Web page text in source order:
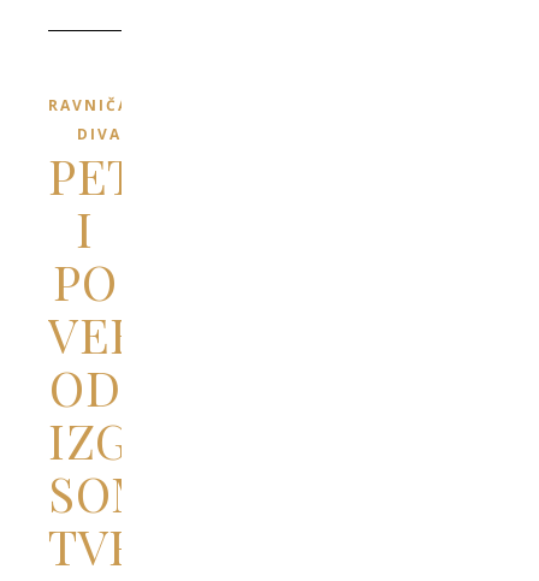
RAVNIČARSKI
DIVANI
PET
I
PO
VEKOVA
OD
IZGRADNJE
SOMBORSKE
TVRĐAVE